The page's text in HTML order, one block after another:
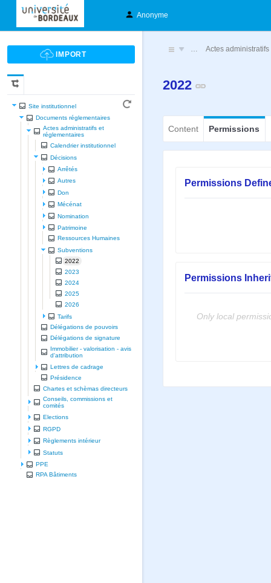
Anonyme
Site institutionnel
Documents réglementaires
Actes administratifs et
réglementaires
Calendrier institutionnel
Décisions
Arrêtés
Autres
Don
Mécénat
Nomination
Patrimoine
Ressources Humaines
Subventions
2022
2023
2024
2025
2026
Tarifs
Délégations de pouvoirs
Délégations de signature
Immobilier - valorisation - avis
d'attribution
Lettres de cadrage
Présidence
Chartes et schèmas directeurs
Conseils, commissions et
comités
Elections
RGPD
Règlements intérieur
Statuts
PPE
RPA Bâtiments
… Actes
2022
Content Permissions
Permissions
Permissions
Only local